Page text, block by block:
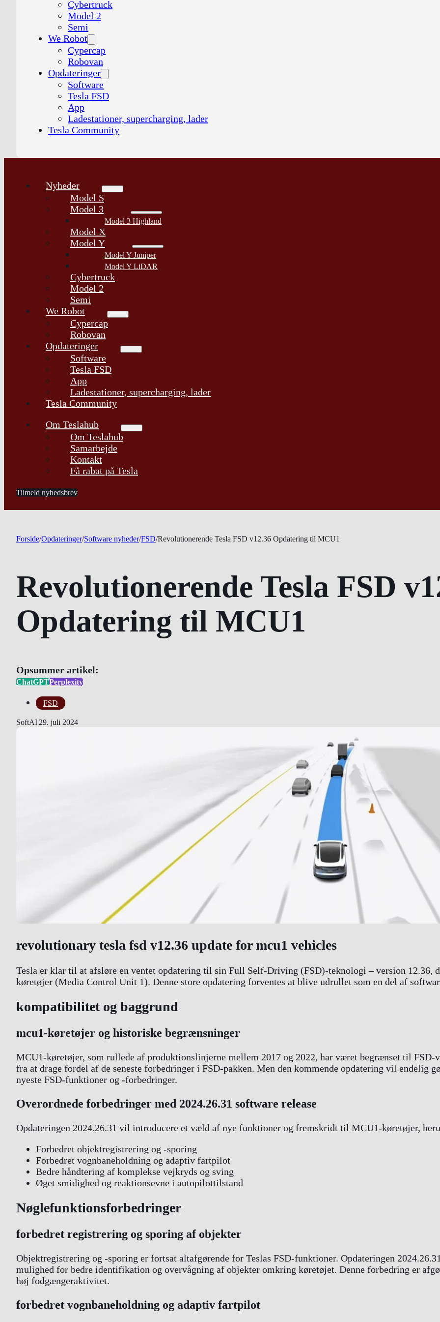
Cybertruck
Model 2
Semi
We Robot
Cypercap
Robovan
Opdateringer
Software
Tesla FSD
App
Ladestationer, supercharging, lader
Tesla Community
Nyheder
Model S
Model 3
Model 3 Highland
Model X
Model Y
Model Y Juniper
Model Y LiDAR
Cybertruck
Model 2
Semi
We Robot
Cypercap
Robovan
Opdateringer
Software
Tesla FSD
App
Ladestationer, supercharging, lader
Tesla Community
Om Teslahub
Om Teslahub
Samarbejde
Kontakt
Få rabat på Tesla
Tilmeld nyhedsbrev
Forside/Opdateringer/Software nyheder/FSD/Revolutionerende Tesla FSD v12.36 Opdatering til MCU1
Revolutionerende Tesla FSD
Opdatering til MCU1
Opsummer artikel:
ChatGPTPerplexity
FSD
SoftAI|29. juli 2024
revolutionary tesla fsd v12.36 update for mcu1 vehicles
Tesla er klar til at afsløre en ventet opdatering til sin Full Self-Driving (FSD)-teknologi – version
køretøjer (Media Control Unit 1). Denne store opdatering forventes at blive udrullet som en del af
kompatibilitet og baggrund
mcu1-køretøjer og historiske begrænsninger
MCU1-køretøjer, som rullede af produktionslinjerne mellem 2017 og 2022, har været begrænset til FSD-
fra at drage fordel af de seneste forbedringer i FSD-pakken. Men den kommende opdatering vil endelig
nyeste FSD-funktioner og -forbedringer.
Overordnede forbedringer med 2024.26.31 software release
Opdateringen 2024.26.31 vil introducere et væld af nye funktioner og fremskridt til MCU1-køretøjer,
Forbedret objektregistrering og -sporing
Forbedret vognbaneholdning og adaptiv fartpilot
Bedre håndtering af komplekse vejkryds og sving
Øget smidighed og reaktionsevne i autopilottilstand
Nøglefunktionsforbedringer
forbedret registrering og sporing af objekter
Objektregistrering og -sporing er fortsat altafgørende for Teslas FSD-funktioner. Opdateringen
mulighed for bedre identifikation og overvågning af objekter omkring køretøjet. Denne forbedring er
høj fodgængeraktivitet.
forbedret vognbaneholdning og adaptiv fartpilot